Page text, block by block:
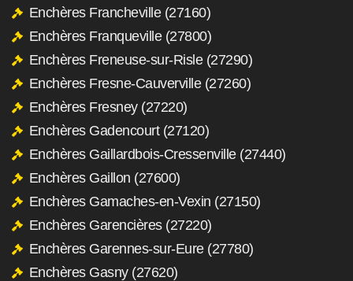
Enchères Francheville (27160)
Enchères Franqueville (27800)
Enchères Freneuse-sur-Risle (27290)
Enchères Fresne-Cauverville (27260)
Enchères Fresney (27220)
Enchères Gadencourt (27120)
Enchères Gaillardbois-Cressenville (27440)
Enchères Gaillon (27600)
Enchères Gamaches-en-Vexin (27150)
Enchères Garencières (27220)
Enchères Garennes-sur-Eure (27780)
Enchères Gasny (27620)